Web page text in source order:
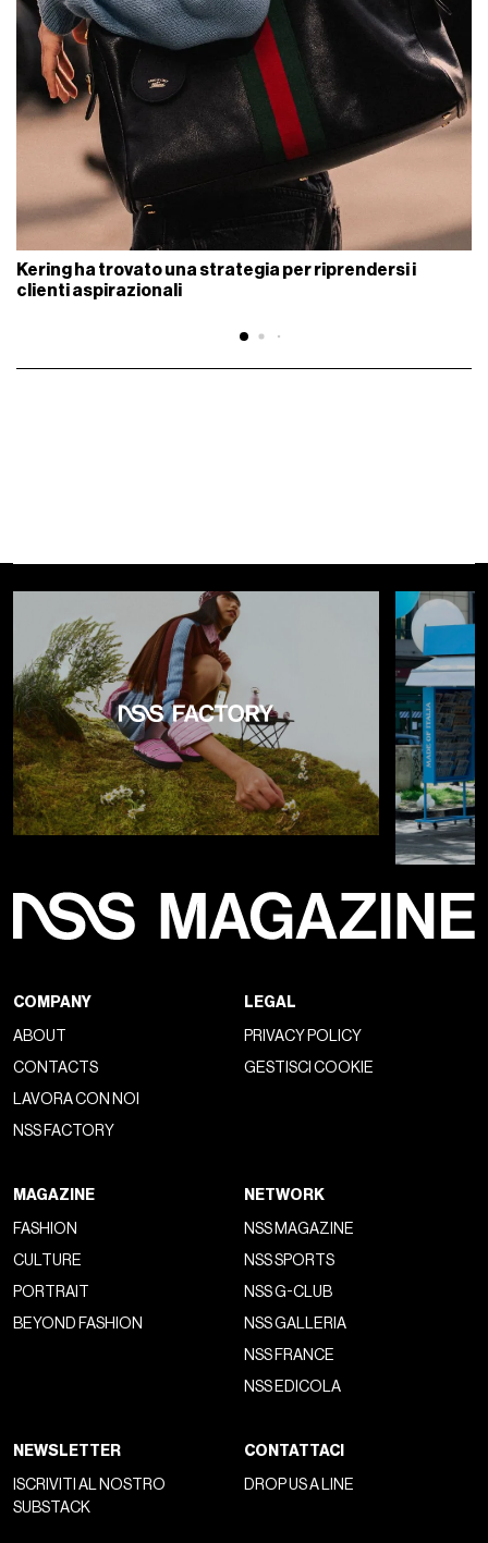
Kering ha trovato una strategia per riprendersi i
clienti aspirazionali
COMPANY
ABOUT
CONTACTS
LAVORA CON NOI
NSS FACTORY
LEGAL
PRIVACY POLICY
GESTISCI COOKIE
MAGAZINE
FASHION
CULTURE
PORTRAIT
BEYOND FASHION
NETWORK
NSS MAGAZINE
NSS SPORTS
NSS G-CLUB
NSS GALLERIA
NSS FRANCE
NSS EDICOLA
NEWSLETTER
ISCRIVITI AL NOSTRO
SUBSTACK
CONTATTACI
DROP US A LINE